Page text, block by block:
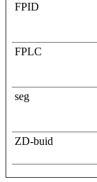
FPID
FPLC
seg
ZD-buid